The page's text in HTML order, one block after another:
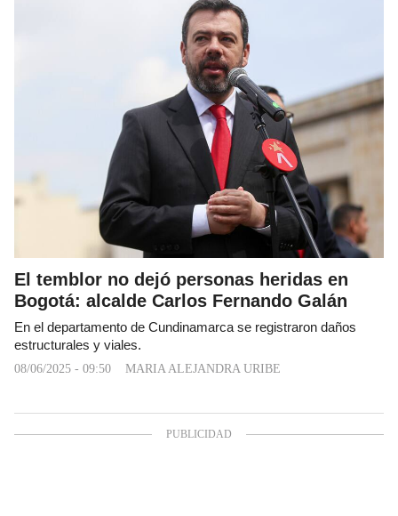
El temblor no dejó personas heridas en
Bogotá: alcalde Carlos Fernando Galán
En el departamento de Cundinamarca se registraron daños
estructurales y viales.
08/06/2025 - 09:50 MARIA ALEJANDRA URIBE